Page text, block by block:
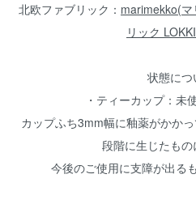
北欧ファブリック： marimekko(
リック
状態につ
・ティーカップ：未
カップふち3mm幅に釉薬がかか
段階に生じたもの
今後のご使用に支障が出る